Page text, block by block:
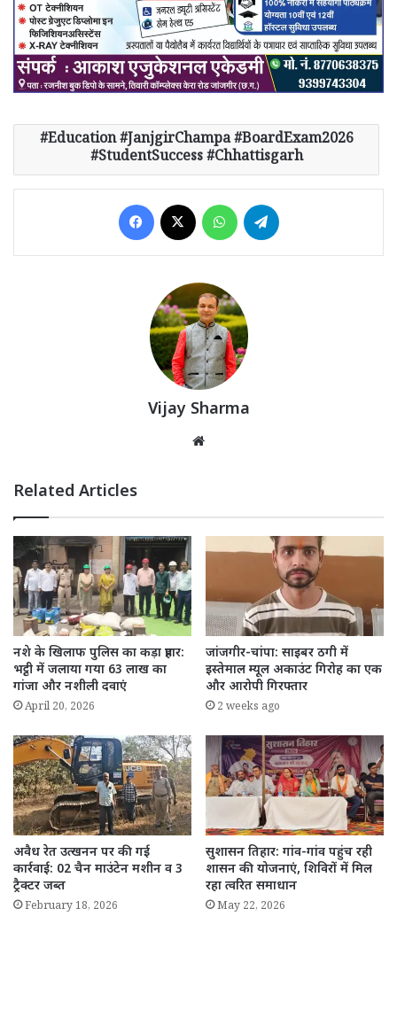
Education #JanjgirChampa #BoardExam2026
#StudentSuccess #Chhattisgarh
Facebook WhatsApp
Vijay Sharma
Related Articles
नशे के खिलाफ पुलिस का कड़ा प्रहार:
भट्ठी में जलाया गया 63 लाख का
गांजा और नशीली दवाएं
April 20, 2026
जांजगीर-चांपा: साइबर ठगी में
इस्तेमाल म्यूल अकाउंट गिरोह का एक
और आरोपी गिरफ्तार
2 weeks ago
अवैध रेत उत्खनन पर की गई
कार्रवाई: 02 चैन माउंटेन मशीन व 3
ट्रैक्टर जब्त
February 18, 2026
सुशासन तिहार: गांव-गांव पहुंच रही
शासन की योजनाएं, शिविरों में मिल
रहा त्वरित समाधान
May 22, 2026